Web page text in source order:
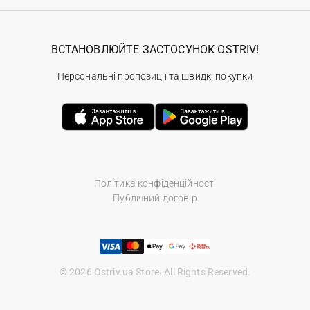
Політика конфіденційності
Публічний договір
© 2026 Ostriv.ua Store. All Rights Reserved.
ВСТАНОВЛЮЙТЕ ЗАСТОСУНОК OSTRIV!
Персональні пропозиції та швидкі покупки